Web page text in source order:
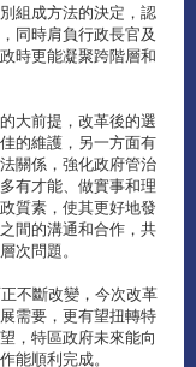
組成方法的決定，認
同時肩負行政長官及
時更能凝聚跨階層和
大前提，改革後的選
的維護，另一方面有
關係，強化政府管治
有才能、做實事和理
質素，使其更好地發
間的溝通和合作，共
次問題。
不斷改變，今次改革
需要，更有望扭轉特
，特區政府未來能向
能順利完成。